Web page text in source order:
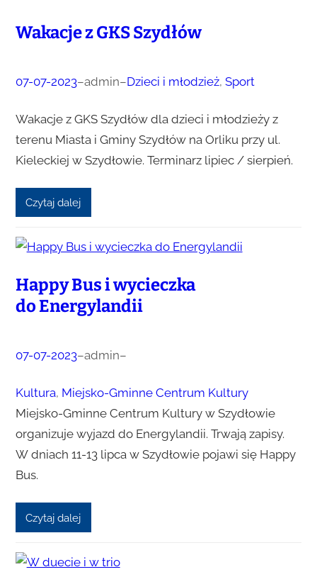
Wakacje z GKS Szydłów
07-07-2023–admin–Dzieci i młodzież, Sport
Wakacje z GKS Szydłów dla dzieci i młodzieży z
terenu Miasta i Gminy Szydłów na Orliku przy ul.
Kieleckiej w Szydłowie. Terminarz lipiec / sierpień.
Czytaj dalej
Happy Bus i wycieczka
do Energylandii
07-07-2023–admin–
Kultura, Miejsko-Gminne Centrum Kultury
Miejsko-Gminne Centrum Kultury w Szydłowie
organizuje wyjazd do Energylandii. Trwają zapisy.
W dniach 11-13 lipca w Szydłowie pojawi się Happy
Bus.
Czytaj dalej